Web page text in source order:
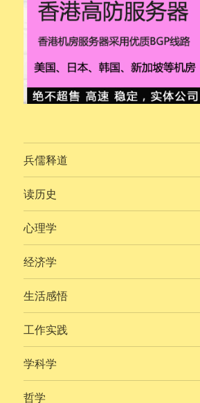
兵儒释道
读历史
心理学
经济学
生活感悟
工作实践
学科学
哲学